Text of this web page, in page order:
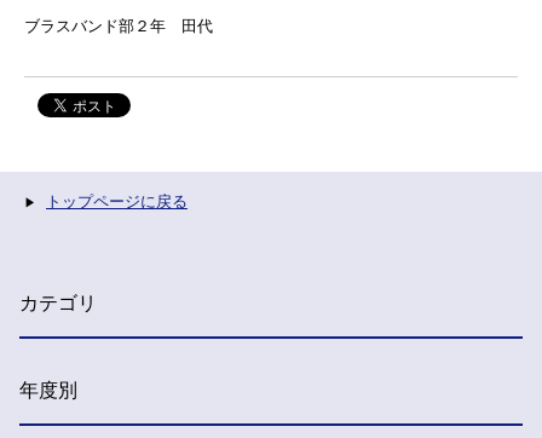
ブラスバンド部２年 田代
トップページに戻る
カテゴリ
年度別